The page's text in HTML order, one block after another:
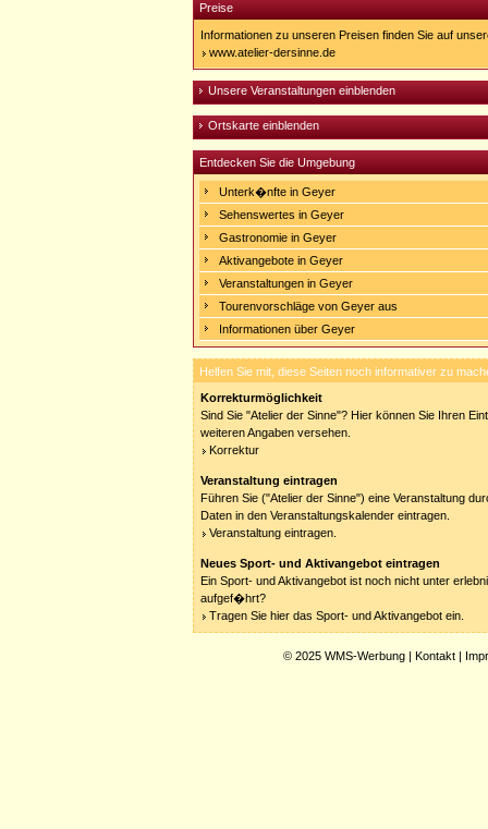
Preise
Informationen zu unseren Preisen finden Sie auf
www.atelier-dersinne.de
Unsere Veranstaltungen einblenden
Ortskarte einblenden
Entdecken Sie die Umgebung
Unterk�nfte in Geyer
Sehenswertes in Geyer
Gastronomie in Geyer
Aktivangebote in Geyer
Veranstaltungen in Geyer
Tourenvorschläge von Geyer aus
Informationen über Geyer
Helfen Sie mit, diese Seiten noch informativer zu
Korrekturmöglichkeit
Sind Sie "Atelier der Sinne"? Hier können Sie Ihren
weiteren Angaben versehen.
Korrektur
Veranstaltung eintragen
Führen Sie ("Atelier der Sinne") eine Veranstaltung
Daten in den Veranstaltungskalender eintragen.
Veranstaltung eintragen.
Neues Sport- und Aktivangebot eintragen
Ein Sport- und Aktivangebot ist noch nicht unter
aufgef�hrt?
Tragen Sie hier das Sport- und Aktivangebot ein.
© 2025 WMS-Werbung | Kontakt |